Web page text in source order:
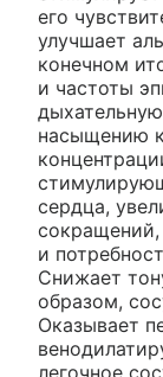
его
улучшает
конечном
и частоты
насыщению
сердца,
и
Снижает
образом,
Оказывает
легочное